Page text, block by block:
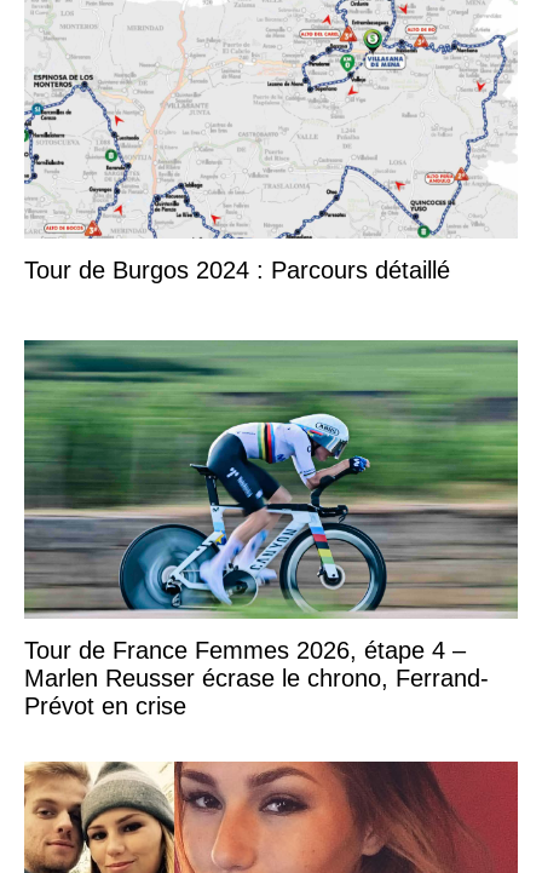
Tour de Burgos 2024 : Parcours détaillé
Tour de France Femmes 2026, étape 4 –
Marlen Reusser écrase le chrono, Ferrand-
Prévot en crise